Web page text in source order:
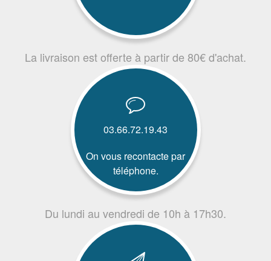
La livraison est offerte à partir de 80€ d'achat.
03.66.72.19.43
On vous recontacte par
téléphone.
Du lundi au vendredi de 10h à 17h30.